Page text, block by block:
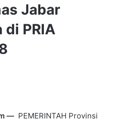
Jabar
di PRIA
— PEMERINTAH Provinsi